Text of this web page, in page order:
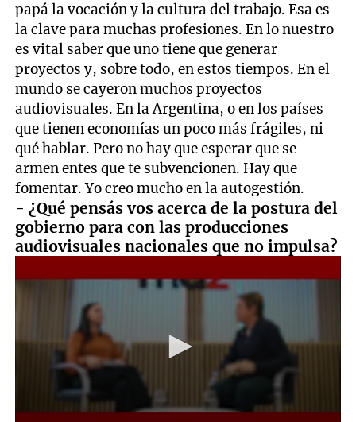
papá la vocación y la cultura del trabajo. Esa es
la clave para muchas profesiones. En lo nuestro
es vital saber que uno tiene que generar
proyectos y, sobre todo, en estos tiempos. En el
mundo se cayeron muchos proyectos
audiovisuales. En la Argentina, o en los países
que tienen economías un poco más frágiles, ni
qué hablar. Pero no hay que esperar que se
armen entes que te subvencionen. Hay que
fomentar. Yo creo mucho en la autogestión.
- ¿Qué pensás vos acerca de la postura del
gobierno para con las producciones
audiovisuales nacionales que no impulsa?